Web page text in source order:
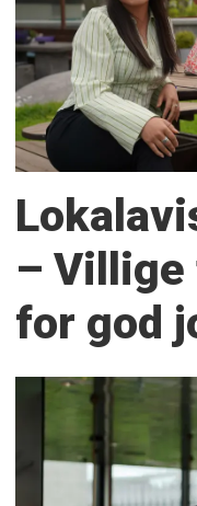
– Villige
for god